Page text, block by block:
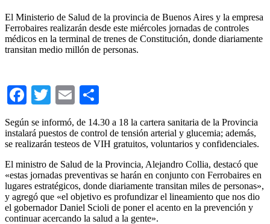
El Ministerio de Salud de la provincia de Buenos Aires y la empresa
Ferrobaires realizarán desde este miércoles jornadas de controles
médicos en la terminal de trenes de Constitución, donde diariamente
transitan medio millón de personas.
Facebook
TwitterEmail
Según se informó, de 14.30 a 18 la cartera sanitaria de la Provincia
instalará puestos de control de tensión arterial y glucemia; además,
se realizarán testeos de VIH gratuitos, voluntarios y confidenciales.
El ministro de Salud de la Provincia, Alejandro Collia, destacó que
«estas jornadas preventivas se harán en conjunto con Ferrobaires en
lugares estratégicos, donde diariamente transitan miles de personas»,
y agregó que «el objetivo es profundizar el lineamiento que nos dio
el gobernador Daniel Scioli de poner el acento en la prevención y
continuar acercando la salud a la gente».